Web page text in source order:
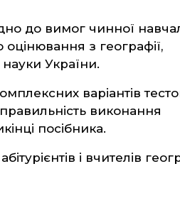
до вимог чинної
з географії,
науки України.
варіантів
виконання
посібника.
і вчителів